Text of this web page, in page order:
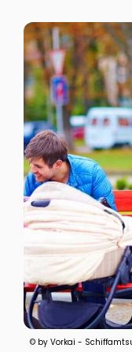
© by Vorkai -